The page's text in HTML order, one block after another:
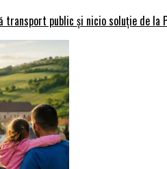
transport public și nicio soluție de la